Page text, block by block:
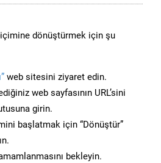
dönüştürmek için şu
web sitesini ziyaret edin.
web sayfasının URL’sini
girin.
başlatmak için “Dönüştür”
bekleyin.